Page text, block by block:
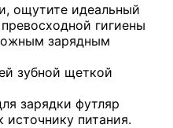
ощутите идеальный
гигиены
зарядным
зубной щеткой
зарядки футляр
питания.